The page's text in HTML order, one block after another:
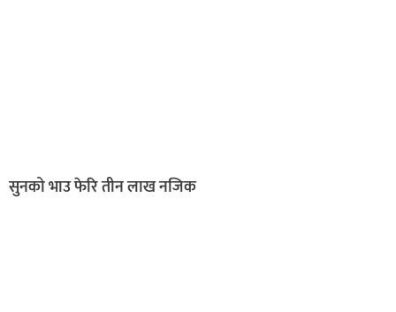
सुनको भाउ फेरि तीन लाख नजिक